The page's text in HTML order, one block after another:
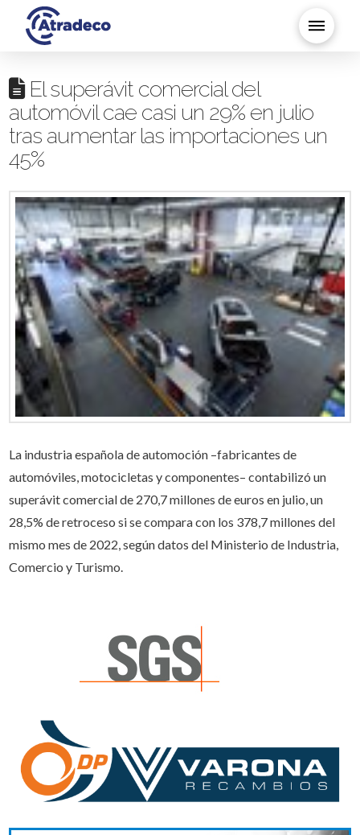
El superávit comercial del
automóvil cae casi un 29% en julio
tras aumentar las importaciones un
45%
La industria española de automoción –fabricantes de
automóviles, motocicletas y componentes– contabilizó un
superávit comercial de 270,7 millones de euros en julio, un
28,5% de retroceso si se compara con los 378,7 millones del
mismo mes de 2022, según datos del Ministerio de Industria,
Comercio y Turismo.